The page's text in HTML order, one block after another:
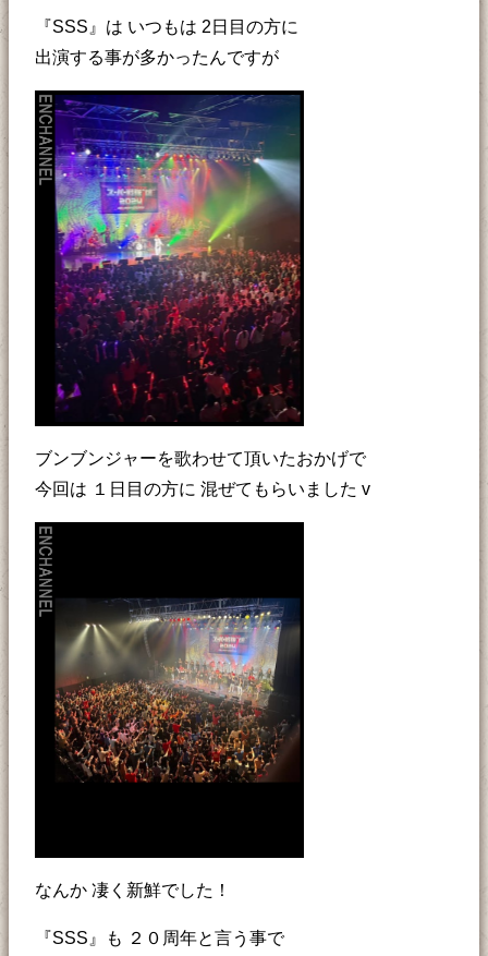
『SSS』は いつもは 2日目の方に
出演する事が多かったんですが
ブンブンジャーを歌わせて頂いたおかげで
今回は １日目の方に 混ぜてもらいました v
なんか 凄く新鮮でした！
『SSS』も ２０周年と言う事で